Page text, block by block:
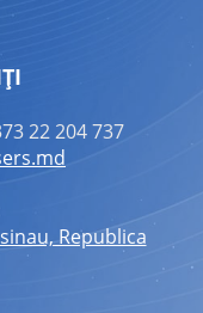
22 204 737
Republica